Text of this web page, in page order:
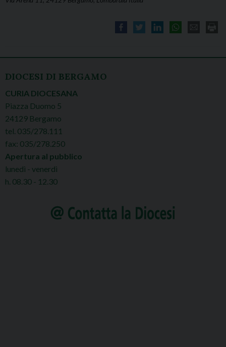
DIOCESI DI BERGAMO
CURIA DIOCESANA
Piazza Duomo 5
24129 Bergamo
tel. 035/278.111
fax: 035/278.250
Apertura al pubblico
lunedì - venerdì
h. 08.30 - 12.30